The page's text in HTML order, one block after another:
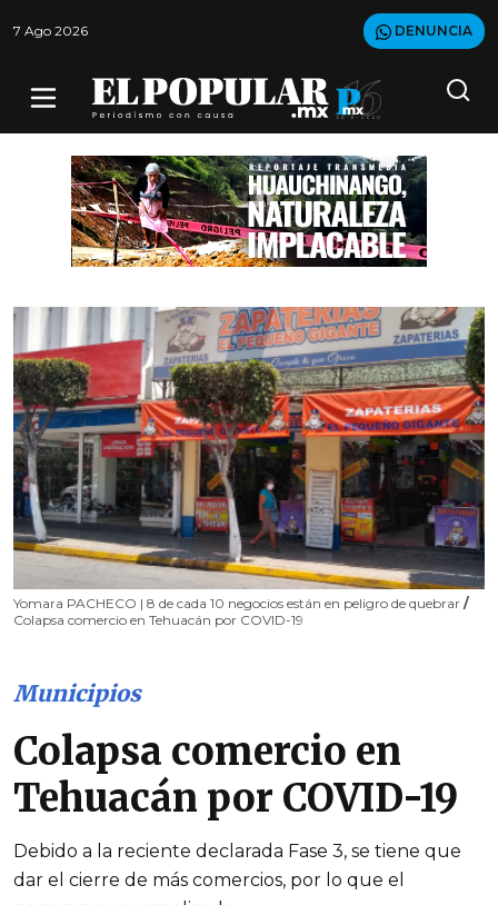
7 Ago 2026 DENUNCIA
Yomara PACHECO | 8 de cada 10 negocios están en peligro de quebrar /
Colapsa comercio en Tehuacán por COVID-19
Municipios
Colapsa comercio en
Tehuacán por COVID-19
Debido a la reciente declarada Fase 3, se tiene que
dar el cierre de más comercios, por lo que el